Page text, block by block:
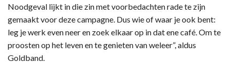
Noodgeval lijkt in die zin met voorbedachten rade te zijn
gemaakt voor deze campagne. Dus wie of waar je ook bent:
leg je werk even neer en zoek elkaar op in dat ene café. Om te
proosten op het leven en te genieten van weleer”, aldus
Goldband.